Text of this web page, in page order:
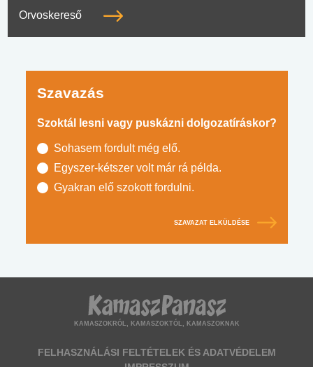
Orvoskereső
Szavazás
Szoktál lesni vagy puskázni dolgozatíráskor?
Sohasem fordult még elő.
Egyszer-kétszer volt már rá példa.
Gyakran elő szokott fordulni.
SZAVAZAT ELKÜLDÉSE
KAMASZOKRÓL, KAMASZOKTÓL, KAMASZOKNAK
FELHASZNÁLÁSI FELTÉTELEK ÉS ADATVÉDELEM